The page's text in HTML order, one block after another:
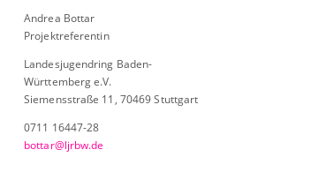
Andrea Bottar
Projektreferentin
Landesjugendring Baden-
Württemberg e.V.
Siemensstraße 11, 70469 Stuttgart
0711 16447-28
bottar@ljrbw.de